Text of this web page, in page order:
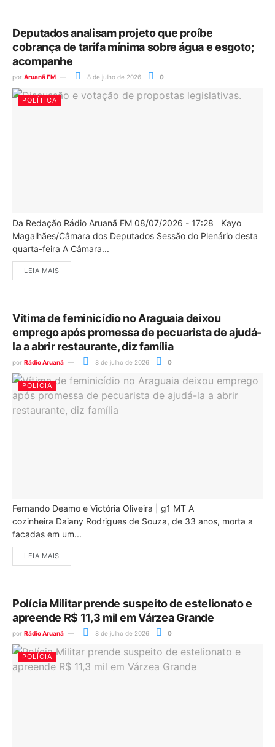
Deputados analisam projeto que proíbe
cobrança de tarifa mínima sobre água e esgoto;
acompanhe
por Aruanã FM 8 de julho de 2026 0
POLÍTICA
Da Redação Rádio Aruanã FM 08/07/2026 - 17:28 Kayo
Magalhães/Câmara dos Deputados Sessão do Plenário desta
quarta-feira A Câmara...
LEIA MAIS
Vítima de feminicídio no Araguaia deixou
emprego após promessa de pecuarista de ajudá-
la a abrir restaurante, diz família
por Rádio Aruanã 8 de julho de 2026 0
POLÍCIA
Fernando Deamo e Victória Oliveira | g1 MT A
cozinheira Daiany Rodrigues de Souza, de 33 anos, morta a
facadas em um...
LEIA MAIS
Polícia Militar prende suspeito de estelionato e
apreende R$ 11,3 mil em Várzea Grande
por Rádio Aruanã 8 de julho de 2026 0
POLÍCIA